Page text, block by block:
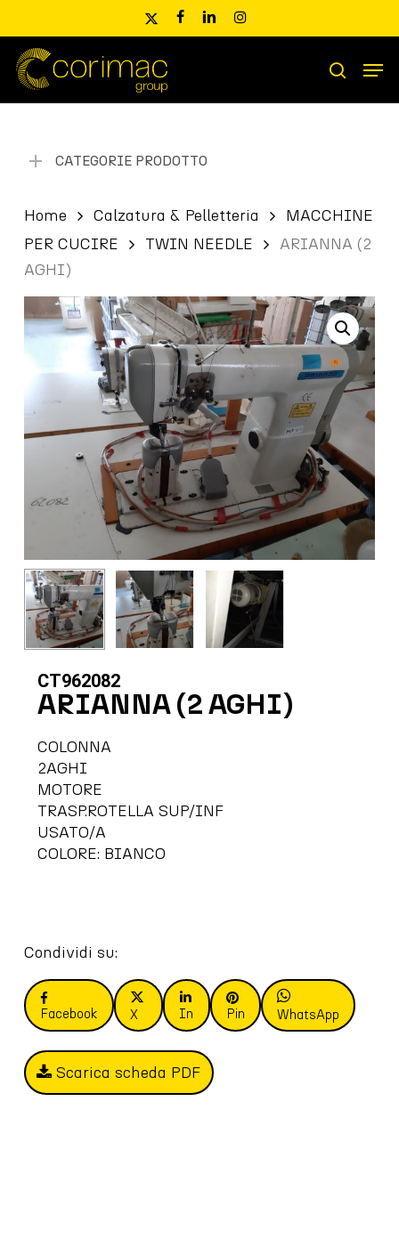
main
content
x-
facebooklinkedininstagram
Ricerca
prodotti
search
CATEGORIE PRODOTTO
Home Calzatura & Pelletteria
MACCHINE
PER CUCIRE
TWIN NEEDLE
ARIANNA (2
AGHI)
CT962082
ARIANNA (2 AGHI)
COLONNA
2AGHI
MOTORE
TRASP.ROTELLA SUP/INF
USATO/A
COLORE: BIANCO
Condividi su:
Facebook X In Pin WhatsApp
Scarica scheda PDF